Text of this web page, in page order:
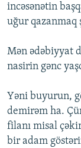
incəsənətin
uğur qazanmaq
Mən ədəbiyyat
nasirin gənc
Yəni buyurun,
demirəm ha.
filanı misal
bir adam